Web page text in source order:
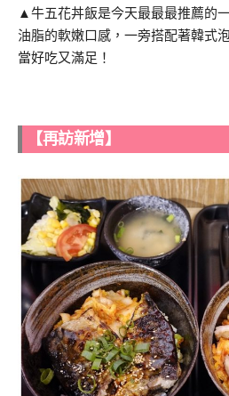
▲牛五花丼飯是今天最最最推薦的
油脂的軟嫩口感，一旁搭配著韓式
當好吃又滿足！
【再訪新增】